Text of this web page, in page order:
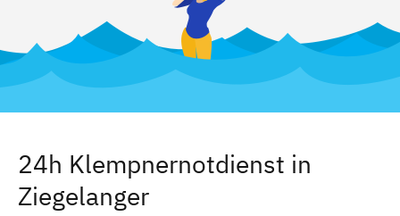
24h Klempnernotdienst in
Ziegelanger